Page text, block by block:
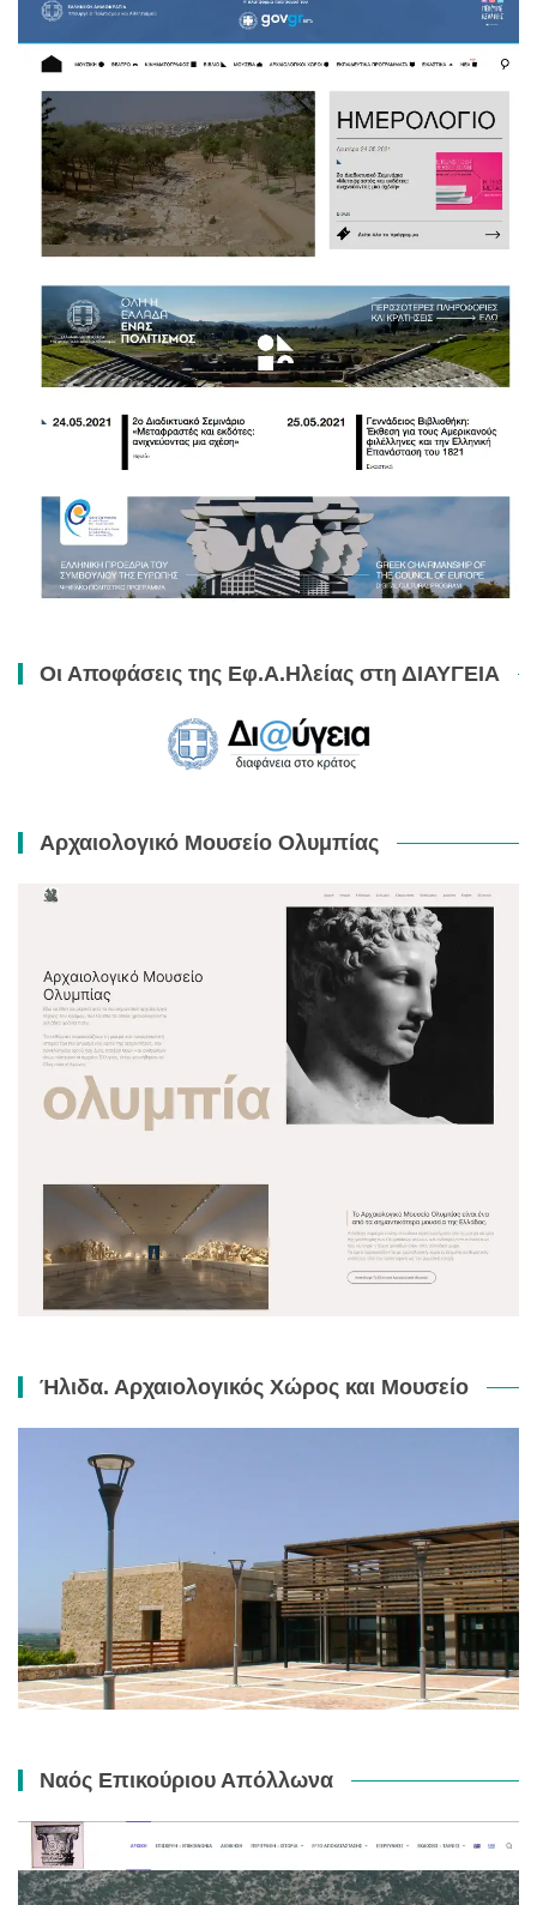
Οι Αποφάσεις της Εφ.Α.Ηλείας στη ΔΙΑΥΓΕΙΑ
Αρχαιολογικό Μουσείο Ολυμπίας
Ήλιδα. Αρχαιολογικός Χώρος και Μουσείο
Ναός Επικούριου Απόλλωνα